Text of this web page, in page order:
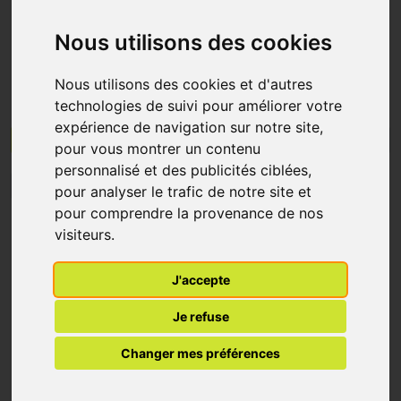
Nous utilisons des cookies
Nous utilisons des cookies et d'autres
technologies de suivi pour améliorer votre
expérience de navigation sur notre site,
pour vous montrer un contenu
personnalisé et des publicités ciblées,
pour analyser le trafic de notre site et
pour comprendre la provenance de nos
visiteurs.
J'accepte
Je refuse
Changer mes préférences
Caudalie, la Nature au cœur d’une
Je crois en une cosmétique ultra efficace, clean, chic et
raisonnée. J’ai voulu créer une nouvelle cosmétique, offrir
le juste équilibre entre efficacité, naturalité et
sensorialité.», raconte Mathilde Thomas, fondatrice de
Caudalie.
Menu/Filtres
2 4 5 6 7 8 9 10